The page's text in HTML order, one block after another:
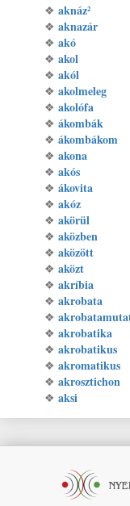
❖ aknáz²
❖ aknazár
❖ akó
❖ akol
❖ akól
❖ akolmeleg
❖ akolófa
❖ ákombák
❖ ákombákom
❖ akona
❖ akós
❖ ákovita
❖ akóz
❖ akörül
❖ aközben
❖ aközött
❖ aközt
❖ akríbia
❖ akrobata
❖
❖ akrobatika
❖ akrobatikus
❖ akromatikus
❖ akrosztichon
❖ aksi